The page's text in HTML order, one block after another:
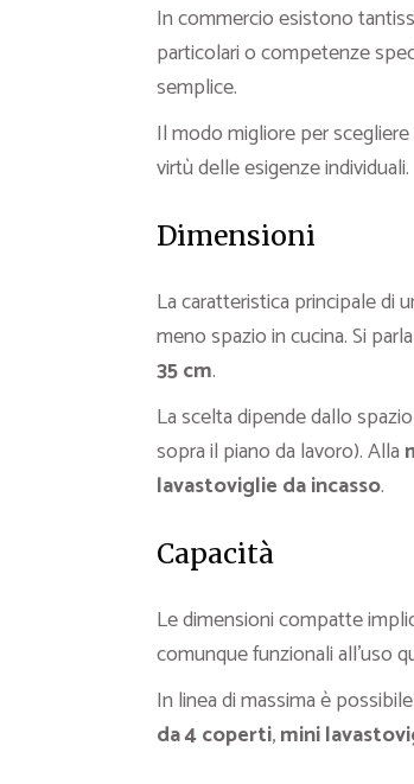
In commercio esistono
particolari o competenze
semplice.
Il modo migliore per scegliere
virtù delle esigenze individuali.
Dimensioni
La caratteristica principale di
meno spazio in cucina. Si
35 cm.
La scelta dipende dallo
sopra il piano da lavoro). Alla
lavastoviglie da incasso.
Capacità
Le dimensioni compatte
comunque funzionali all’uso
In linea di massima è
da 4 coperti,mini